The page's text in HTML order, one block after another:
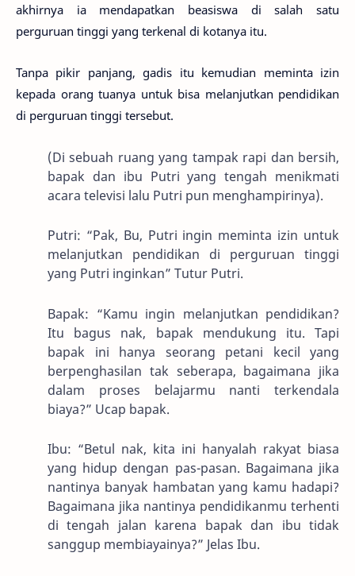
akhirnya ia mendapatkan beasiswa di salah satu
perguruan tinggi yang terkenal di kotanya itu.
Tanpa pikir panjang, gadis itu kemudian meminta izin
kepada orang tuanya untuk bisa melanjutkan pendidikan
di perguruan tinggi tersebut.
(Di sebuah ruang yang tampak rapi dan bersih,
bapak dan ibu Putri yang tengah menikmati
acara televisi lalu Putri pun menghampirinya).
Putri: “Pak, Bu, Putri ingin meminta izin untuk
melanjutkan pendidikan di perguruan tinggi
yang Putri inginkan” Tutur Putri.
Bapak: “Kamu ingin melanjutkan pendidikan?
Itu bagus nak, bapak mendukung itu. Tapi
bapak ini hanya seorang petani kecil yang
berpenghasilan tak seberapa, bagaimana jika
dalam proses belajarmu nanti terkendala
biaya?” Ucap bapak.
Ibu: “Betul nak, kita ini hanyalah rakyat biasa
yang hidup dengan pas-pasan. Bagaimana jika
nantinya banyak hambatan yang kamu hadapi?
Bagaimana jika nantinya pendidikanmu terhenti
di tengah jalan karena bapak dan ibu tidak
sanggup membiayainya?” Jelas Ibu.